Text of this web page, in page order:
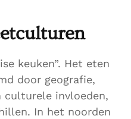
keuken”. Het eten
door geografie,
culturele invloeden,
In het noorden